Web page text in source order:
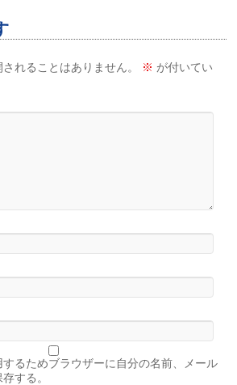
れることはありません。 ※ が付いてい
るためブラウザーに自分の名前、メール
する。